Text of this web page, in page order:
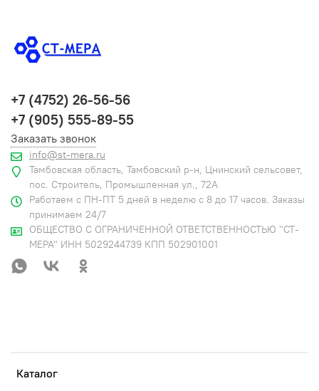
Каталог
+7 (4752) 26-56-56
+7 (905) 555-89-55
Заказать звонок
info@st-mera.ru
Тамбовская область, Тамбовский р-н, Цнинский сельсовет,
пос. Строитель, Промышленная ул., 72А
Работаем с ПН-ПТ 5 дней в неделю с 8 до 17 часов. Заказы
принимаем 24/7
ОБЩЕСТВО С ОГРАНИЧЕННОЙ ОТВЕТСТВЕННОСТЬЮ "СТ-
МЕРА" ИНН 5029244739 КПП 502901001